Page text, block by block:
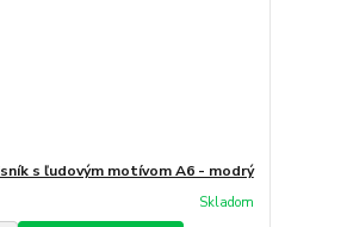
s ľudovým motívom A6 - modrý
Skladom